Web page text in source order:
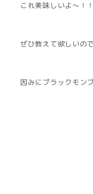
これ美味しいよ〜！
ぜひ教えて欲しいの
因みにブラックモン